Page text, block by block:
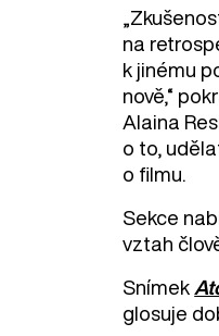
na
k jinému
nově,“
Alaina
o to,
o filmu.
Sekce
vztah
Snímek
glosuje